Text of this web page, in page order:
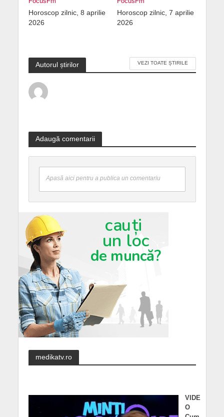
Horoscop zilnic, 8 aprilie
2026
Horoscop zilnic, 7 aprilie
2026
Autorul știrilor VEZI TOATE ȘTIRILE
Adaugă comentarii
Apasă aici pentru a publica un comentariu
medikatv.ro
VIDE
O